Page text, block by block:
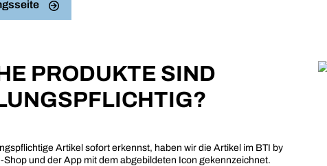
PRODUKTE SIND
Artikel sofort erkennst, haben wir die Artikel im BTI by
Shop und der App mit dem abgebildeten Icon gekennzeichnet.